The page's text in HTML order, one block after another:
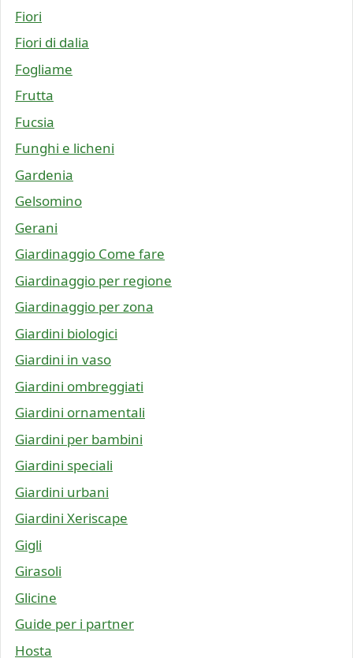
Fiori
Fiori di dalia
Fogliame
Frutta
Fucsia
Funghi e licheni
Gardenia
Gelsomino
Gerani
Giardinaggio Come fare
Giardinaggio per regione
Giardinaggio per zona
Giardini biologici
Giardini in vaso
Giardini ombreggiati
Giardini ornamentali
Giardini per bambini
Giardini speciali
Giardini urbani
Giardini Xeriscape
Gigli
Girasoli
Glicine
Guide per i partner
Hosta